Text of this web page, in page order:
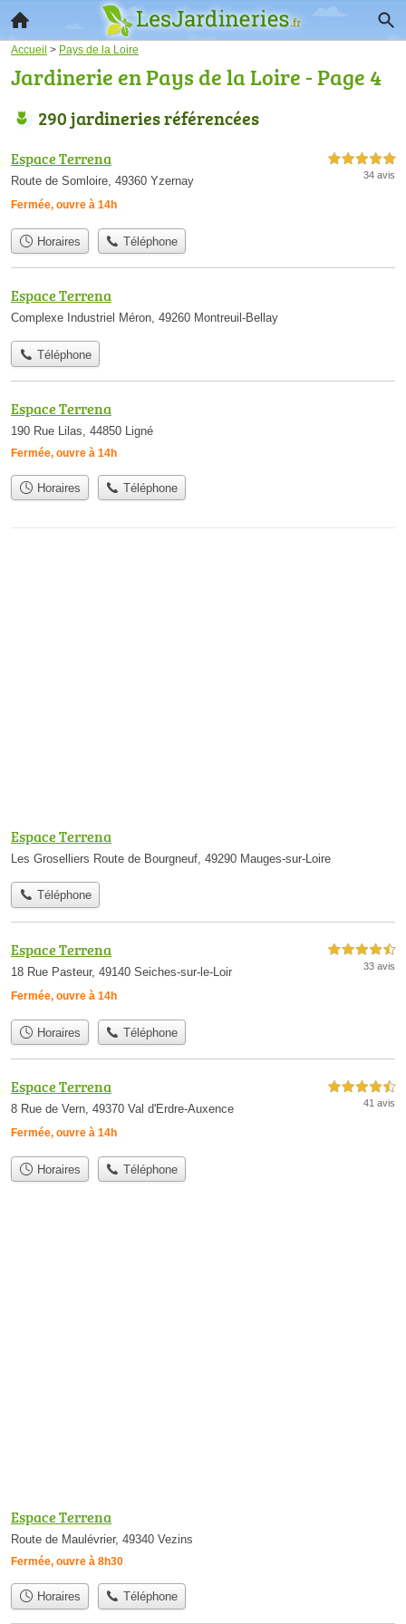
Accueil > Pays de la Loire
Jardinerie en Pays de la Loire - Page 4
290 jardineries référencées
Espace Terrena
Route de Somloire, 49360 Yzernay
Fermée, ouvre à 14h
5,0 étoiles sur 5
34 avis
Horaires Téléphone
Espace Terrena
Complexe Industriel Méron, 49260 Montreuil-Bellay
Téléphone
Espace Terrena
190 Rue Lilas, 44850 Ligné
Fermée, ouvre à 14h
Horaires Téléphone
Espace Terrena
Les Groselliers Route de Bourgneuf, 49290 Mauges-sur-Loire
Téléphone
Espace Terrena
18 Rue Pasteur, 49140 Seiches-sur-le-Loir
Fermée, ouvre à 14h
4,5 étoiles sur 5
33 avis
Horaires Téléphone
Espace Terrena
8 Rue de Vern, 49370 Val d'Erdre-Auxence
Fermée, ouvre à 14h
4,5 étoiles sur 5
41 avis
Horaires Téléphone
Espace Terrena
Route de Maulévrier, 49340 Vezins
Fermée, ouvre à 8h30
Horaires Téléphone